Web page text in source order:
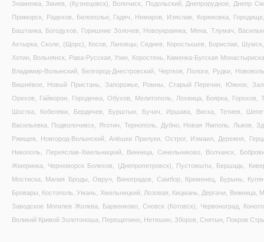
Знаменка, Змиев, (Кузнецовск), Волочиск, Подольский, Днепрорудное, Днепр
Приморск, Радехов, Белополье, Гадяч, Немиров, Изяслав, Корюковка,
Баштанка, Богодухов, Горишние Золочев, Новоукраинка, Мена, Тлумач,
Ахтырка, Сколе, (Щорс), Косов, Лановцы, Седнев, Коростышев, Борислав, Шумск,
Хотин, Вольнянск, Рава-Русская, Узин, Коростень, Каменка-Бугская
Владимир-Волынский, Белгород-Днестровский, Чертков, Пологи, Рудки,
Вишнёвое, Новый Пристань, Запорожье, Ромны, Старый Перечин, Южное,
Орехов, Гайворон, Городенка, Обухов, Мелитополь, Лохвица, Боярка,
Шостка, Кобеляки, Бердичев, Бурштын, Бучач, Иршава, Виска, Тетиев,
Васильевка, Подволочивск, Яготин, Тернополь, Дубно, Новая Ямполь, Львов,
Ржищев, Новгород-Волынский, Алёшки Прилуки, Острог, Измаил, Дережня,
Никополь, Переяслав-Хмельницкий, Винница, Синельниково, Волчанск,
Жмеринка, Черноморск Болехов, (Днепропетровск), Пустомыты, Бершадь,
Мостиска, Малая Броды, Овруч, Виноградов, Самбор, Кременец, Бурынь,
Бровары, Костополь, Умань, Хмельницкий, Лозовая, Кицмань, Дергачи,
Заводское Могилев Жолква, Барвенково, Сновск (Котовск), Червоноград,
Великий Кривой Золотоноша, Перещепино, Нетешин, Зборов, Снятын, Покров